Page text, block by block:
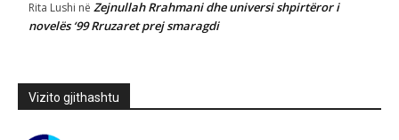
Rita Lushi në Zejnullah Rrahmani dhe universi shpirtëror i
novelës ‘99 Rruzaret prej smaragdi
Vizito gjithashtu